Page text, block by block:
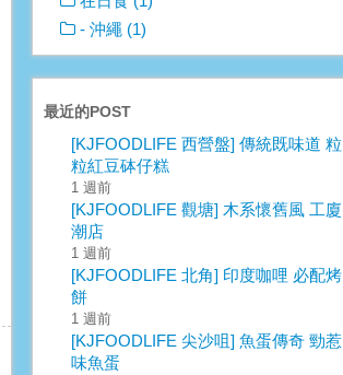
- 沖繩 (1)
最近的POST
[KJFOODLIFE 西營盤] 傳統既味道 粒
粒紅豆砵仔糕
1 週前
[KJFOODLIFE 觀塘] 木系懷舊風 工廈
潮店
1 週前
[KJFOODLIFE 北角] 印度咖哩 必配烤
餅
1 週前
[KJFOODLIFE 尖沙咀] 魚蛋傳奇 勁惹
味魚蛋